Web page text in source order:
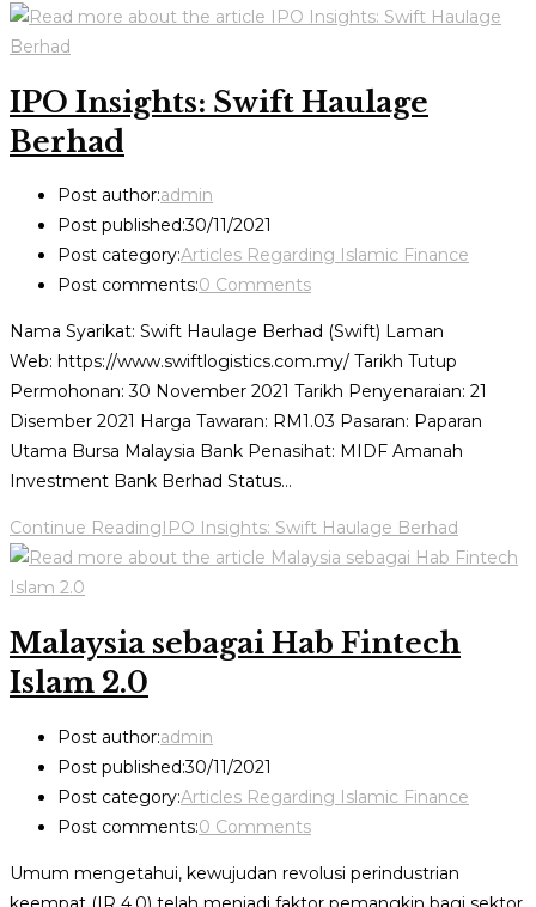
IPO Insights: Swift Haulage
Berhad
Post author:admin
Post published:30/11/2021
Post category:Articles Regarding Islamic Finance
Post comments:0 Comments
Nama Syarikat: Swift Haulage Berhad (Swift) Laman
Web: https://www.swiftlogistics.com.my/ Tarikh Tutup
Permohonan: 30 November 2021 Tarikh Penyenaraian: 21
Disember 2021 Harga Tawaran: RM1.03 Pasaran: Paparan
Utama Bursa Malaysia Bank Penasihat: MIDF Amanah
Investment Bank Berhad Status…
Continue Reading IPO Insights: Swift Haulage Berhad
Malaysia sebagai Hab Fintech
Islam 2.0
Post author:admin
Post published:30/11/2021
Post category:Articles Regarding Islamic Finance
Post comments:0 Comments
Umum mengetahui, kewujudan revolusi perindustrian